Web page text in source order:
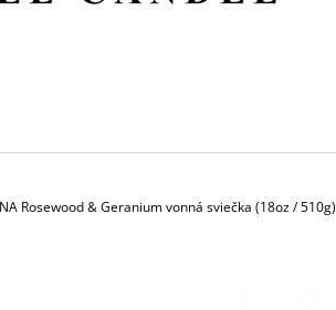
Rosewood & Geranium vonná sviečka (18oz / 510g)